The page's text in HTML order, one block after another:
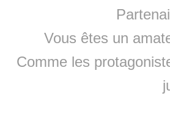
Vous êtes un
Comme les